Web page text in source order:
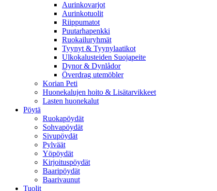
Aurinkovarjot
Aurinkotuolit
Riippumatot
Puutarhapenkki
Ruokailuryhmät
Tyynyt & Tyynylaatikot
Ulkokalusteiden Suojapeite
Dynor & Dynlådor
Överdrag utemöbler
Korian Peti
Huonekalujen hoito & Lisätarvikkeet
Lasten huonekalut
Pöytä
Ruokapöydät
Sohvapöydät
Sivupöydät
Pylväät
Yöpöydät
Kirjoituspöydät
Baaripöydät
Baarivaunut
Tuolit